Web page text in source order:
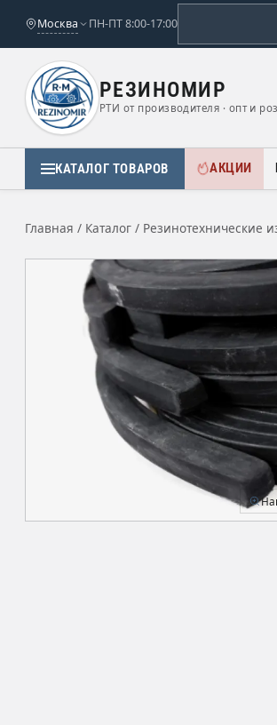
Москва ПН-ПТ 8:00-17:00
РЕЗИНОМИР
РТИ от производителя · опт и
КАТАЛОГ ТОВАРОВ АКЦИИ
Главная / Каталог / Резинотехнические